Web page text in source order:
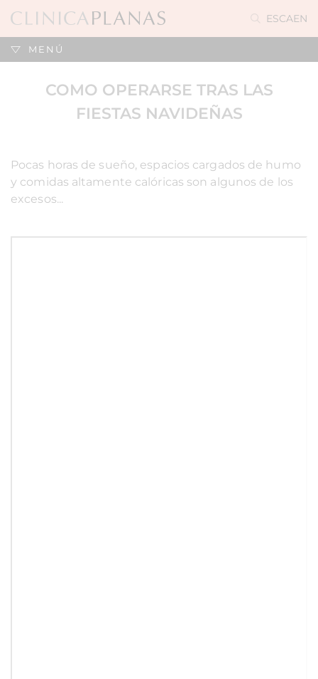
ESCAEN
MENÚ
COMO OPERARSE TRAS LAS
FIESTAS NAVIDEÑAS
Pocas horas de sueño, espacios cargados de humo
y comidas altamente calóricas son algunos de los
excesos...